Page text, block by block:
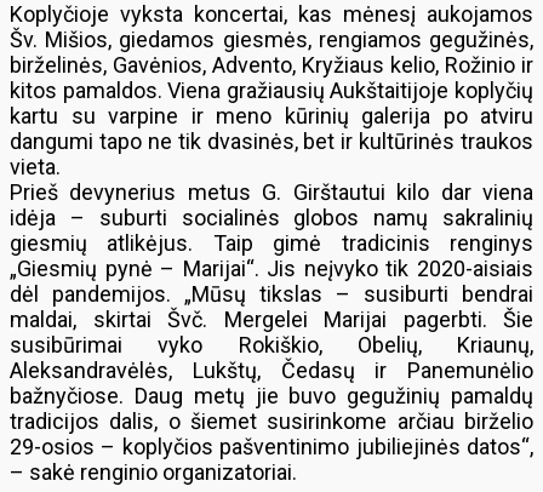
Koplyčioje vyksta koncertai, kas mėnesį aukojamos
Šv. Mišios, giedamos giesmės, rengiamos gegužinės,
birželinės, Gavėnios, Advento, Kryžiaus kelio, Rožinio ir
kitos pamaldos. Viena gražiausių Aukštaitijoje koplyčių
kartu su varpine ir meno kūrinių galerija po atviru
dangumi tapo ne tik dvasinės, bet ir kultūrinės traukos
vieta.
Prieš devynerius metus G. Girštautui kilo dar viena
idėja – suburti socialinės globos namų sakralinių
giesmių atlikėjus. Taip gimė tradicinis renginys
„Giesmių pynė – Marijai“. Jis neįvyko tik 2020-aisiais
dėl pandemijos. „Mūsų tikslas – susiburti bendrai
maldai, skirtai Švč. Mergelei Marijai pagerbti. Šie
susibūrimai vyko Rokiškio, Obelių, Kriaunų,
Aleksandravėlės, Lukštų, Čedasų ir Panemunėlio
bažnyčiose. Daug metų jie buvo gegužinių pamaldų
tradicijos dalis, o šiemet susirinkome arčiau birželio
29-osios – koplyčios pašventinimo jubiliejinės datos“,
– sakė renginio organizatoriai.